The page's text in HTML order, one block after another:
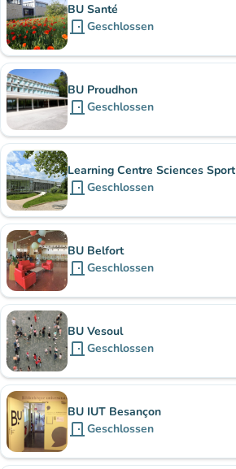
BU Santé
door_front Geschlossen
BU Proudhon
door_front Geschlossen
Learning Centre Sciences Sport
door_front Geschlossen
BU Belfort
door_front Geschlossen
BU Vesoul
door_front Geschlossen
BU IUT Besançon
door_front Geschlossen